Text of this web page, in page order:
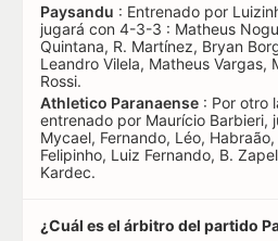
Paysandu : Entrenado por
jugará con 4-3-3 : Matheus
Quintana, R. Martínez, Bryan
Leandro Vilela, Matheus Vargas,
Rossi.
Athletico Paranaense : Por otro
entrenado por Maurício Barbieri,
Mycael, Fernando, Léo, Habraão,
Felipinho, Luiz Fernando, B.
Kardec.
¿Cuál es el árbitro del partido